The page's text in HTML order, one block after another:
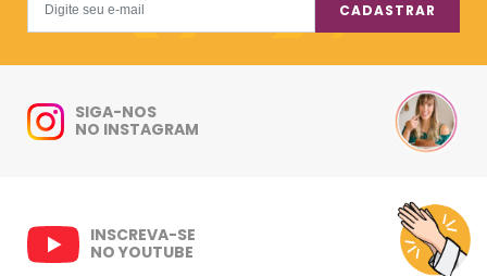
CADASTRAR
SIGA-NOS
NO INSTAGRAM
INSCREVA-SE
NO YOUTUBE